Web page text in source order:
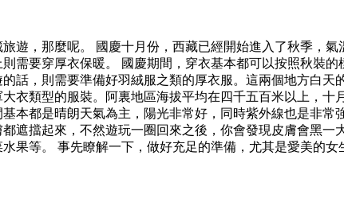
遊，那麼呢。 國慶十月份，西藏已經開始進入了秋季，
需要穿厚衣保暖。 國慶期間，穿衣基本都可以按照秋裝
話，則需要準備好羽絨服之類的厚衣服。這兩個地方白
衣類型的服裝。阿裏地區海拔平均在四千五百米以上，
本都是晴朗天氣為主，陽光非常好，同時紫外線也是非
遮擋起來，不然遊玩一圈回來之後，你會發現皮膚會黑
果等。 事先瞭解一下，做好充足的準備，尤其是愛美的